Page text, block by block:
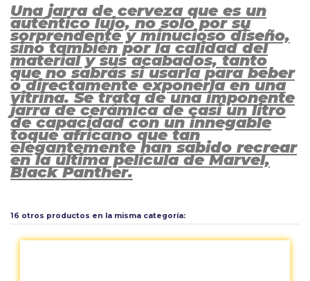
Una jarra de cerveza que es un
auténtico lujo, no solo por su
sorprendente y minucioso diseño,
sino también por la calidad del
material y sus acabados, tanto
que no sabrás si usarla para beber
o directamente exponerla en una
vitrina. Se trata de una imponente
jarra de cerámica de casi un litro
de capacidad con un innegable
toque africano que tan
elegantemente han sabido recrear
en la última película de Marvel,
Black Panther.
16 otros productos en la misma categoría: